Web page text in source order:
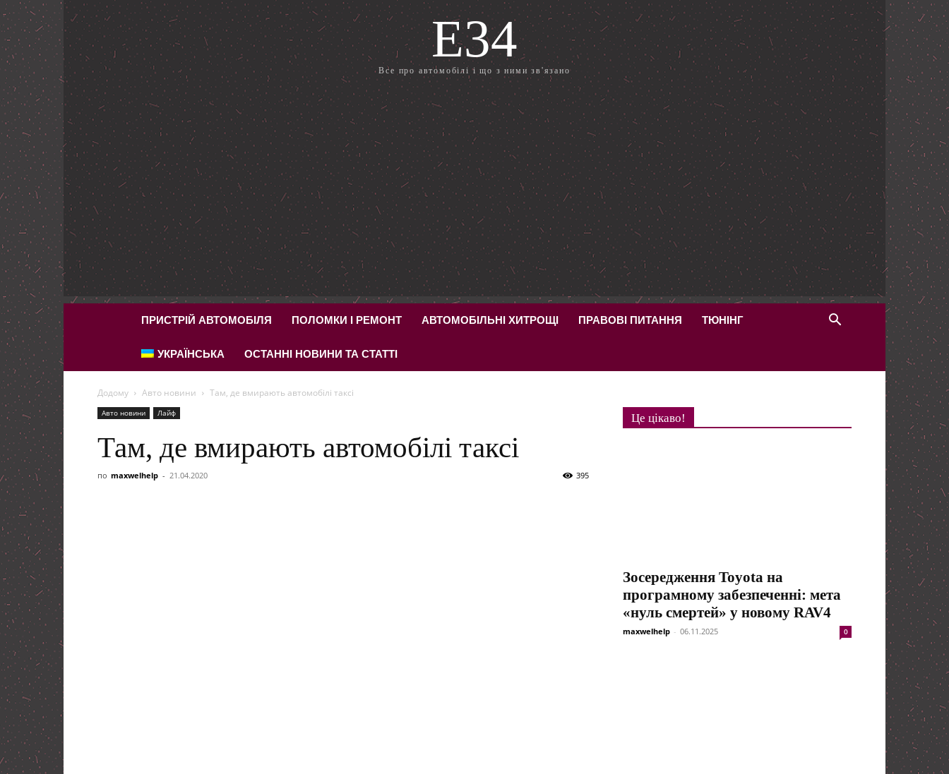
E34
Все про автомобілі і що з ними зв'язано
ПРИСТРІЙ АВТОМОБІЛЯ ПОЛОМКИ І РЕМОНТ АВТОМОБІЛЬНІ ХИТРОЩІ ПРАВОВІ ПИТАННЯ ТЮНІНГ
УКРАЇНСЬКА ОСТАННІ НОВИНИ ТА СТАТТІ
Додому Авто новини Там, де вмирають автомобілі таксі
Авто новини Лайф
Там, де вмирають автомобілі таксі
по maxwelhelp - 21.04.2020 395
Це цікаво!
Зосередження Toyota на
програмному забезпеченні: мета
«нуль смертей» у новому RAV4
maxwelhelp - 06.11.2025 0